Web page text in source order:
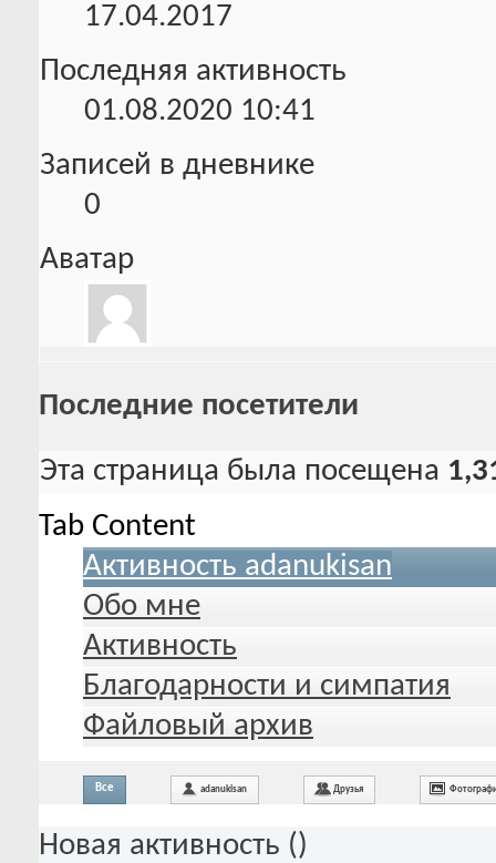
17.04.2017
Последняя активность
01.08.2020 10:41
Записей в дневнике
0
Аватар
Последние посетители
Эта страница была посещена
Tab Content
Активность adanukisan
Обо мне
Активность
Благодарности и симпатия
Файловый архив
Все adanukisan Друзья
Новая активность ()